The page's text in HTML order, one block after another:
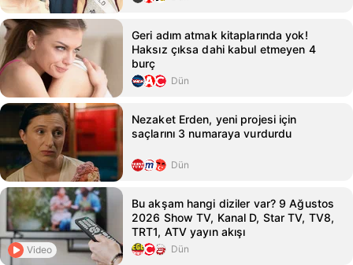
Geri adım atmak kitaplarında yok!
Haksız çıksa dahi kabul etmeyen 4
burç
Dün
Nezaket Erden, yeni projesi için
saçlarını 3 numaraya vurdurdu
Dün
Video
Bu akşam hangi diziler var? 9 Ağustos
2026 Show TV, Kanal D, Star TV, TV8,
TRT1, ATV yayın akışı
Dün